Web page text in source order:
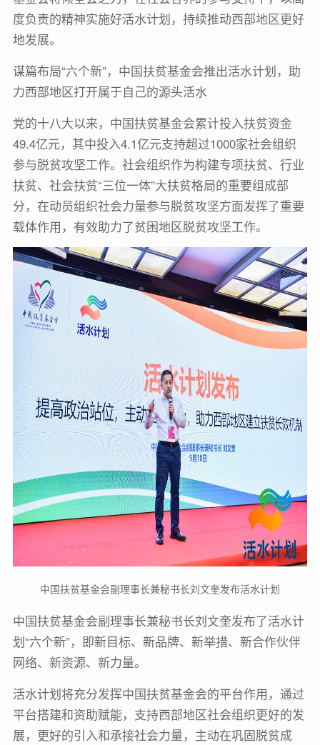
度负责的精神实施好活水计划，持续推动西部地区更好
地发展。
谋篇布局“六个新”，中国扶贫基金会推出活水计划，助
力西部地区打开属于自己的源头活水
党的十八大以来，中国扶贫基金会累计投入扶贫资金
49.4亿元，其中投入4.1亿元支持超过1000家社会组织
参与脱贫攻坚工作。社会组织作为构建专项扶贫、行业
扶贫、社会扶贫“三位一体”大扶贫格局的重要组成部
分，在动员组织社会力量参与脱贫攻坚方面发挥了重要
载体作用，有效助力了贫困地区脱贫攻坚工作。
中国扶贫基金会副理事长兼秘书长刘文奎发布活水计划
中国扶贫基金会副理事长兼秘书长刘文奎发布了活水计
划“六个新”，即新目标、新品牌、新举措、新合作伙伴
网络、新资源、新力量。
活水计划将充分发挥中国扶贫基金会的平台作用，通过
平台搭建和资助赋能，支持西部地区社会组织更好的发
展，更好的引入和承接社会力量，主动在巩固脱贫成